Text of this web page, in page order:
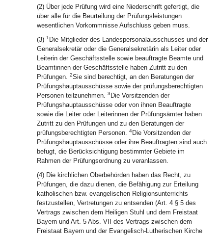
(2) Über jede Prüfung wird eine Niederschrift gefertigt, die
über alle für die Beurteilung der Prüfungsleistungen
wesentlichen Vorkommnisse Aufschluss geben muss.
(3) 1 Die Mitglieder des Landespersonalausschusses und der
Generalsekretär oder die Generalsekretärin als Leiter oder
Leiterin der Geschäftsstelle sowie beauftragte Beamte und
Beamtinnen der Geschäftsstelle haben Zutritt zu den
Prüfungen. 2Sie sind berechtigt, an den Beratungen der
Prüfungshauptausschüsse sowie der prüfungsberechtigten
Personen teilzunehmen. 3 Die Vorsitzenden der
Prüfungshauptausschüsse oder von ihnen Beauftragte
sowie die Leiter oder Leiterinnen der Prüfungsämter haben
Zutritt zu den Prüfungen und zu den Beratungen der
prüfungsberechtigten Personen. 4Die Vorsitzenden der
Prüfungshauptausschüsse oder ihre Beauftragten sind auch
befugt, die Berücksichtigung bestimmter Gebiete im
Rahmen der Prüfungsordnung zu veranlassen.
(4) Die kirchlichen Oberbehörden haben das Recht, zu
Prüfungen, die dazu dienen, die Befähigung zur Erteilung
katholischen bzw. evangelischen Religionsunterrichts
festzustellen, Vertretungen zu entsenden (Art. 4 § 5 des
Vertrags zwischen dem Heiligen Stuhl und dem Freistaat
Bayern und Art. 5 Abs. VII des Vertrags zwischen dem
Freistaat Bayern und der Evangelisch-Lutherischen Kirche